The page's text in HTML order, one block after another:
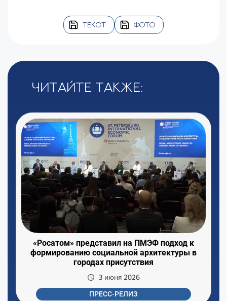
ТЕКСТ ФОТО
Читайте также:
«Росатом» представил на ПМЭФ подход к
формированию социальной архитектуры в
городах присутствия
3 июня 2026
ПРЕСС-РЕЛИЗ